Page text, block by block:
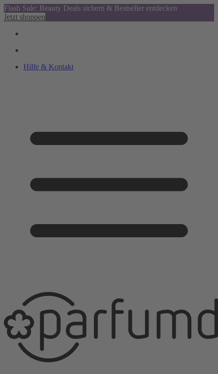
Flash Sale: Beauty Deals sichern & Bestseller entdecken
Jetzt shoppen
Hilfe & Kontakt